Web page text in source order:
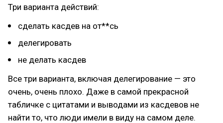
Три варианта действий:
сделать касдев на от**сь
делегировать
не делать касдев
Все три варианта, включая делегирование — это
очень, очень плохо. Даже в самой прекрасной
табличке с цитатами и выводами из касдевов не
найти то, что люди имели в виду на самом деле.